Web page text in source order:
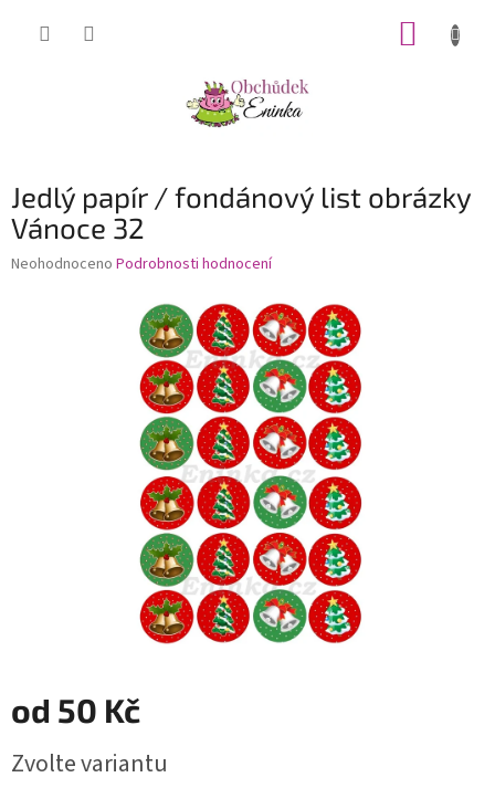
Jedlý papír / fondánový list obrázky
Vánoce 32
Průměrné
Neohodnoceno Podrobnosti hodnocení
od 50 Kč
cena:
Zvolte variantu